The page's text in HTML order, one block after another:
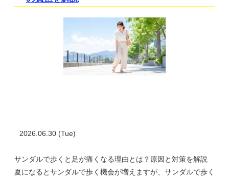
2026.06.30 (Tue)
サンダルで歩くと足が痛くなる理由とは？原因と対策を解説
夏になるとサンダルで歩く機会が増えますが、サンダルで歩く